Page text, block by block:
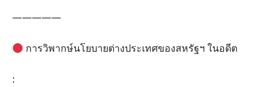
—————
การวิพากษ์นโยบายต่างประเทศของสหรัฐฯ ในอดีต
: